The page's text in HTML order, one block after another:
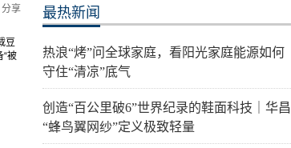
分享
豆
“被
最热新闻
热浪“烤”问全球家庭，看阳光家庭能源如何
守住“清凉”底气
创造“百公里破6”世界纪录的鞋面科技｜华昌
“蜂鸟翼网纱”定义极致轻量